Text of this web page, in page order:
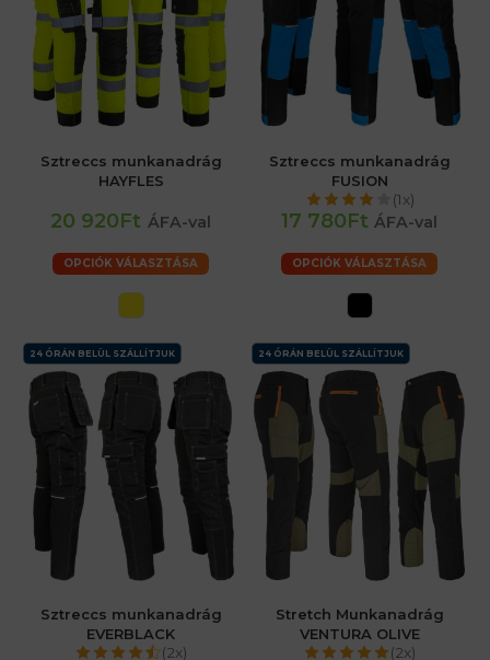
Sztreccs munkanadrág
HAYFLES
20 920Ft ÁFA-val
OPCIÓK VÁLASZTÁSA
Sztreccs munkanadrág
FUSION
(1x)
17 780Ft ÁFA-val
OPCIÓK VÁLASZTÁSA
24 ÓRÁN BELÜL SZÁLLÍTJUK
Sztreccs munkanadrág
EVERBLACK
(2x)
24 ÓRÁN BELÜL SZÁLLÍTJUK
Stretch Munkanadrág
VENTURA OLIVE
(2x)